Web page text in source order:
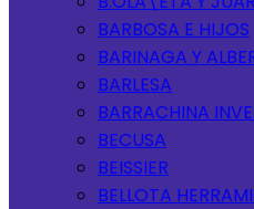
BARBOSA E HIJOS
BARINAGA Y
BARLESA
BARRACHINA
BECUSA
BEISSIER
BELLOTA